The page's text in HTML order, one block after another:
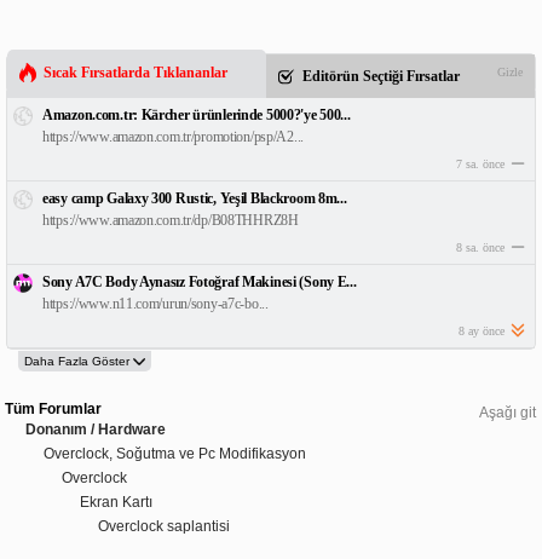
Sıcak Fırsatlarda Tıklananlar Editörün Seçtiği Fırsatlar Gizle
Amazon.com.tr: Kärcher ürünlerinde 5000?'ye 500...
https://www.amazon.com.tr/promotion/psp/A2...
7 sa. önce
easy camp Galaxy 300 Rustic, Yeşil Blackroom 8m...
https://www.amazon.com.tr/dp/B08THHRZ8H
8 sa. önce
Sony A7C Body Aynasız Fotoğraf Makinesi (Sony E...
https://www.n11.com/urun/sony-a7c-bo...
8 ay önce
Aşağı git
Tüm Forumlar
Donanım / Hardware
Overclock, Soğutma ve Pc Modifikasyon
Overclock
Ekran Kartı
Overclock saplantisi